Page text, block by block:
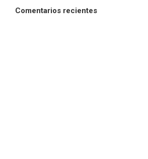
Comentarios recientes